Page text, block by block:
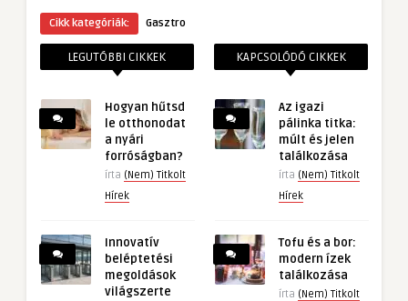
Cikk kategóriák: Gasztro
LEGUTÓBBI CIKKEK
Hogyan hűtsd
le otthonodat
a nyári
forróságban?
írta (Nem) Titkolt
Hírek
Innovatív
beléptetési
megoldások
világszerte
KAPCSOLÓDÓ CIKKEK
Az igazi
pálinka titka:
múlt és jelen
találkozása
írta (Nem) Titkolt
Hírek
Tofu és a bor:
modern ízek
találkozása
írta (Nem) Titkolt